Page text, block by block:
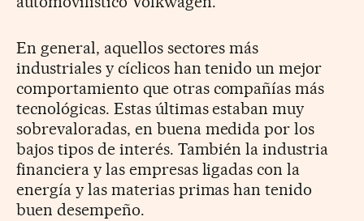
En general, aquellos sectores más
industriales y cíclicos han tenido un mejor
comportamiento que otras compañías más
tecnológicas. Estas últimas estaban muy
sobrevaloradas, en buena medida por los
bajos tipos de interés. También la industria
financiera y las empresas ligadas con la
energía y las materias primas han tenido
buen desempeño.